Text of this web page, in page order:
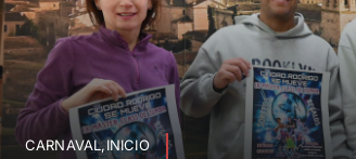
CARNAVAL,INICIO